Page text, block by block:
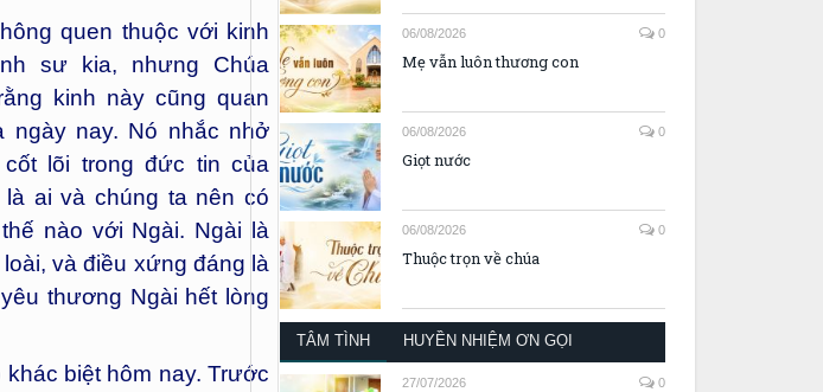
quen thuộc với kinh
sư kia, nhưng Chúa
kinh này cũng quan
ngày nay. Nó nhắc nhở
lõi trong đức tin của
là ai và chúng ta nên có
nào với Ngài. Ngài là
và điều xứng đáng là
thương Ngài hết lòng
biệt hôm nay. Trước
06/08/2026 0
Mẹ vẫn luôn thương con
06/08/2026 0
Giọt nước
06/08/2026 0
Thuộc trọn về chúa
TÂM TÌNH HUYỀN NHIỆM ƠN GỌI
27/07/2026 0